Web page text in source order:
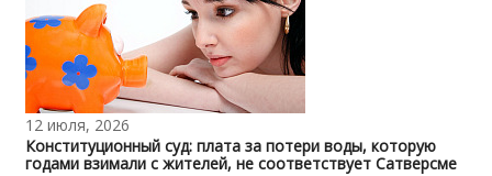
12 июля, 2026
Конституционный суд: плата за потери воды, которую
годами взимали с жителей, не соответствует Сатверсме